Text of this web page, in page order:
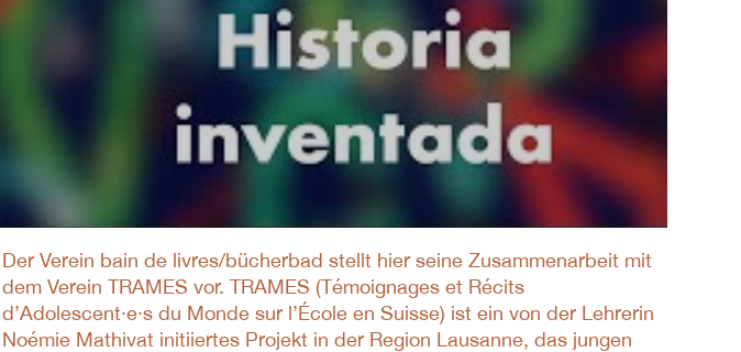
Der Verein bain de livres/bücherbad stellt hier seine Zusammenarbeit mit
dem Verein TRAMES vor. TRAMES (Témoignages et Récits
d’Adolescent∙e∙s du Monde sur l’École en Suisse) ist ein von der Lehrerin
Noémie Mathivat initiiertes Projekt in der Region Lausanne, das jungen